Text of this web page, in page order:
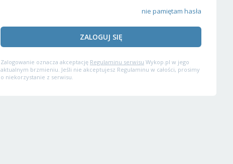
nie pamiętam hasła
ZALOGUJ SIĘ
Zalogowanie oznacza akceptację Regulaminu serwisu Wykop.pl w jego
aktualnym brzmieniu. Jeśli nie akceptujesz Regulaminu w całości, prosimy
o niekorzystanie z serwisu.